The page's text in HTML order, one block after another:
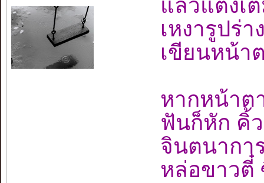
แล้วแต่งเ
เหงารูปร่
เขียนหน้า
หากหน้าต
ฟันก็หัก คิ้
จินตนากา
หล่อขาว